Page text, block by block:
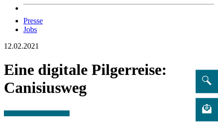
Presse
Jobs
12.02.2021
Eine digitale Pilgerreise:
Canisiusweg